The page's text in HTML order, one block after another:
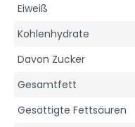
Eiweiß
Kohlenhydrate
Davon Zucker
Gesamtfett
Gesättigte Fettsäuren